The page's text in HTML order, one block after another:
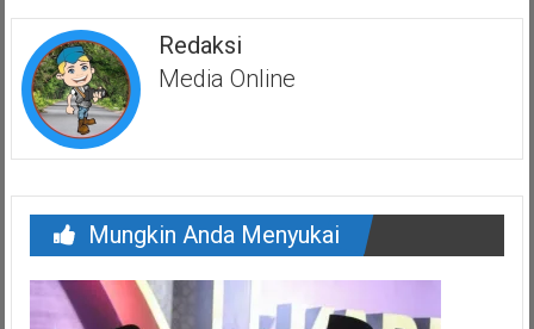
Redaksi
Media Online
Mungkin Anda Menyukai